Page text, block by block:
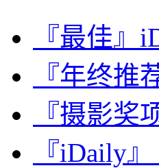
『最佳』
『年终推
『摄影奖
『iDaily